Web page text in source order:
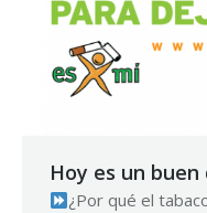
Hoy es un
¿Por qué el